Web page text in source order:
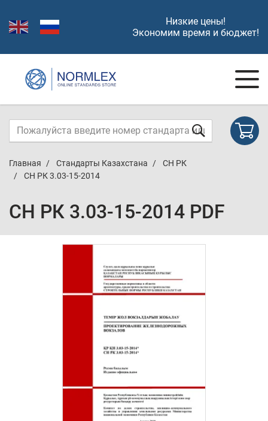
Низкие цены!
Экономим время и бюджет!
Главная Стандарты Казахстана
СН РК
СН РК 3.03-15-2014
СН РК 3.03-15-2014 PDF